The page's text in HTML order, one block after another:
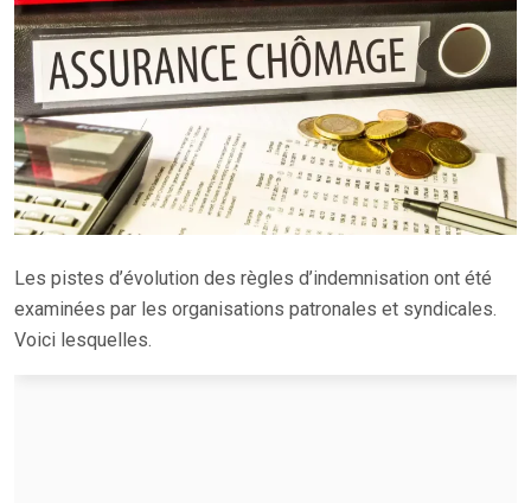
Les pistes d’évolution des règles d’indemnisation ont été
examinées par les organisations patronales et syndicales.
Voici lesquelles.